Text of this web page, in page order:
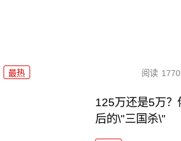
最热 阅读
125万还是5万？
后的\"三国杀\"